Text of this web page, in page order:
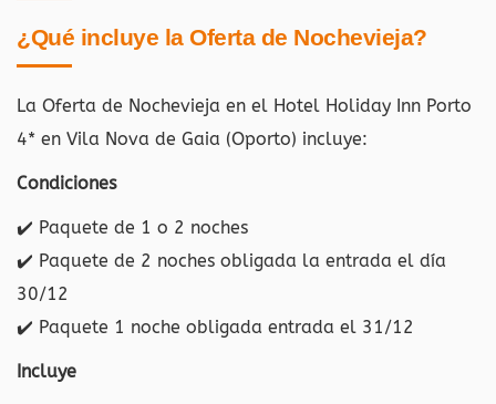
¿Qué incluye la Oferta de Nochevieja?
La Oferta de Nochevieja en el Hotel Holiday Inn Porto
4* en Vila Nova de Gaia (Oporto) incluye:
Condiciones
✔️ Paquete de 1 o 2 noches
✔️ Paquete de 2 noches obligada la entrada el día
30/12
✔️ Paquete 1 noche obligada entrada el 31/12
Incluye